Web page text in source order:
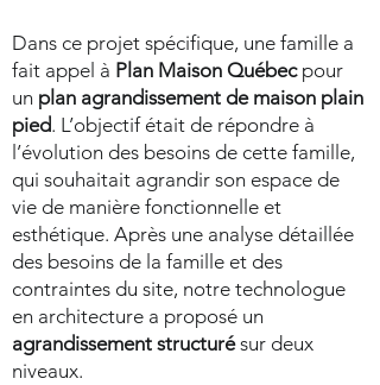
Dans ce projet spécifique, une famille a
fait appel à Plan Maison Québecpour
un plan agrandissement de maison plain
pied. L’objectif était de répondre à
l’évolution des besoins de cette famille,
qui souhaitait agrandir son espace de
vie de manière fonctionnelle et
esthétique. Après une analyse détaillée
des besoins de la famille et des
contraintes du site, notre technologue
en architecture a proposé un
agrandissement structurésur deux
niveaux.